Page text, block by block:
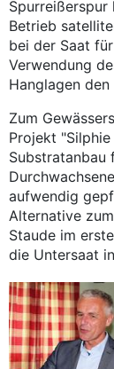
Betrieb
bei der Saat
Verwendung
Hanglagen
Zum
Projekt
Substratanbau
aufwendig
Alternative
Staude im
die Untersaat